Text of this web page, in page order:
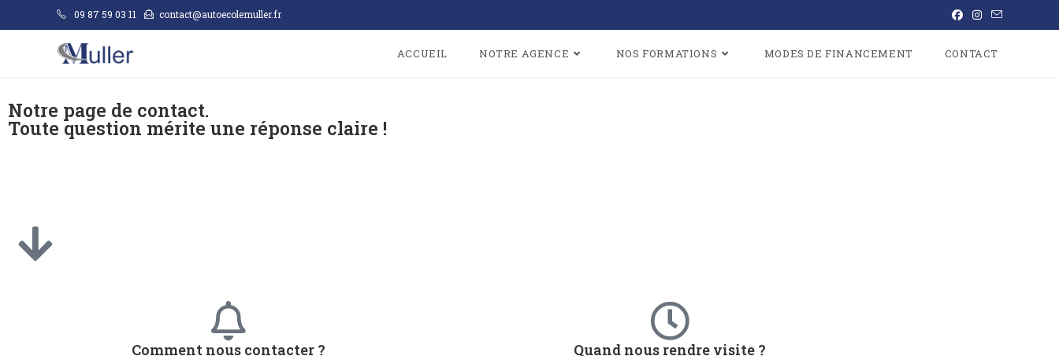
09 87 59 03 11 contact@autoecolemuller.fr
ACCUEIL NOTRE AGENCE NOS FORMATIONS MODES DE FINANCEMENT CONTACT
Notre page de contact.
Toute question mérite une réponse claire !
Comment nous contacter ? Quand nous rendre visite ?